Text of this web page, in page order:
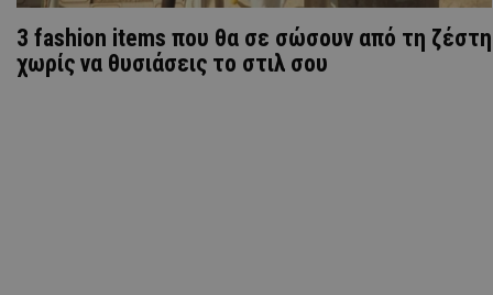
3 fashion items που θα σε σώσουν από τη ζέστη
χωρίς να θυσιάσεις το στιλ σου